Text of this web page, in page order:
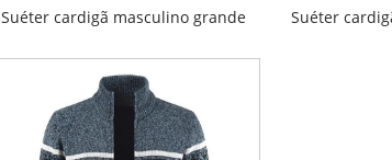
Suéter cardigã masculino grande